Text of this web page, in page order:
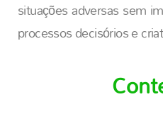
situações adversas sem
processos decisórios e